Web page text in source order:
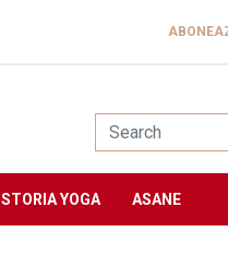
ISTORIA YOGA ASANE